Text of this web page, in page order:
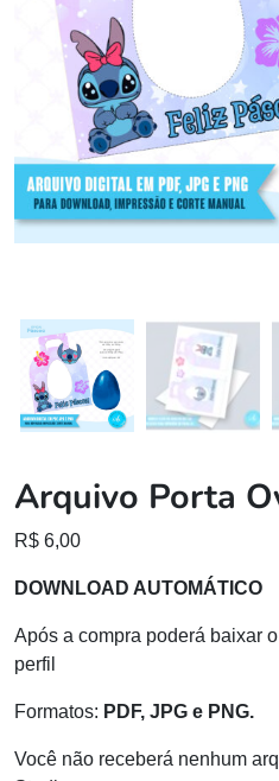
Arquivo Porta
R$ 6,00
DOWNLOAD AUTOMÁTICO
Após a compra poderá baixar
perfil
Formatos: PDF, JPG e PNG.
Você não receberá nenhum